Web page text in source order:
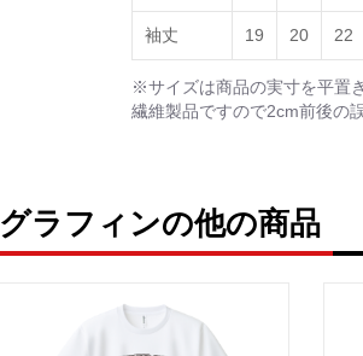
袖丈 19 20 22
※サイズは商品の実寸を平置
繊維製品ですので2cm前後の
グラフィンの他の商品